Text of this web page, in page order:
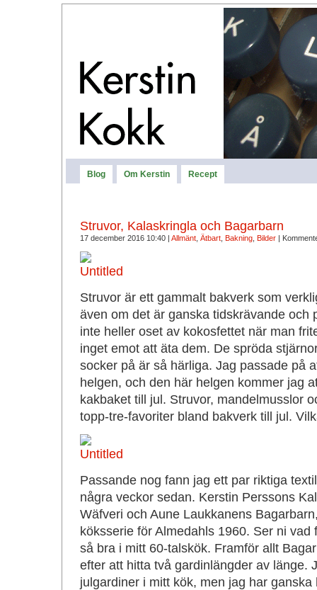
Blog Om Kerstin Recept
Struvor, Kalaskringla och Bagarbarn
17 december 2016 10:40 | Allmänt, Ätbart, Bakning, Bilder|
Struvor är ett gammalt bakverk som
även om det är ganska tidskrävande och
inte heller oset av kokosfettet när man
inget emot att äta dem. De spröda
socker på är så härliga. Jag passade på
helgen, och den här helgen kommer jag
kakbaket till jul. Struvor, mandelmusslor
topp-tre-favoriter bland bakverk till jul.
Passande nog fann jag ett par riktiga
några veckor sedan. Kerstin Perssons
Wäfveri och Aune Laukkanens
köksserie för Almedahls 1960. Ser ni
så bra i mitt 60-talskök. Framför allt
efter att hitta två gardinlängder av länge.
julgardiner i mitt kök, men jag har